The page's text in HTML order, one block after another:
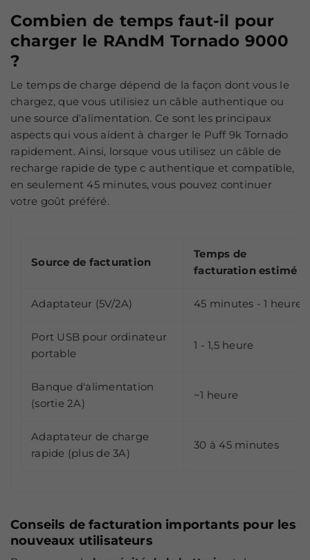
Combien de temps faut-il pour
charger le RAndM Tornado 9000
?
Le temps de charge dépend de la façon dont vous le
chargez, que vous utilisiez un câble authentique ou
une source d'alimentation. Ce sont les principaux
aspects qui vous aident à charger le Puff 9k Tornado​
rapidement. Ainsi, lorsque vous utilisez un câble de
recharge rapide de type c authentique et compatible,
en seulement 45 minutes, vous pouvez continuer
votre goût préféré.
Source de facturation
Temps de
facturation estimé
Adaptateur (5V/2A) 45 minutes - 1 heure
Port USB pour ordinateur
portable
1 - 1,5 heure
Banque d'alimentation
(sortie 2A)
~1 heure
Adaptateur de charge
rapide (plus de 3A)
30 à 45 minutes
Conseils de facturation importants pour les
nouveaux utilisateurs